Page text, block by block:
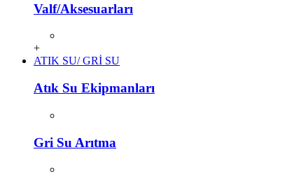
Valf/Aksesuarları
+
ATIK SU/ GRİ SU
Atık Su Ekipmanları
Gri Su Arıtma